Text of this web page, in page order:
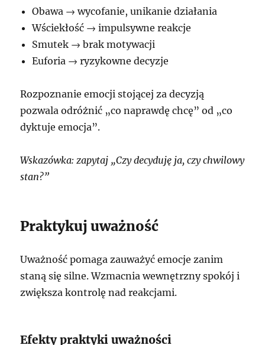
Obawa → wycofanie, unikanie działania
Wściekłość → impulsywne reakcje
Smutek → brak motywacji
Euforia → ryzykowne decyzje
Rozpoznanie emocji stojącej za decyzją
pozwala odróżnić „co naprawdę chcę” od „co
dyktuje emocja”.
Wskazówka: zapytaj „Czy decyduję ja, czy chwilowy
stan?”
Praktykuj uważność
Uważność pomaga zauważyć emocje zanim
staną się silne. Wzmacnia wewnętrzny spokój i
zwiększa kontrolę nad reakcjami.
Efekty praktyki uważności